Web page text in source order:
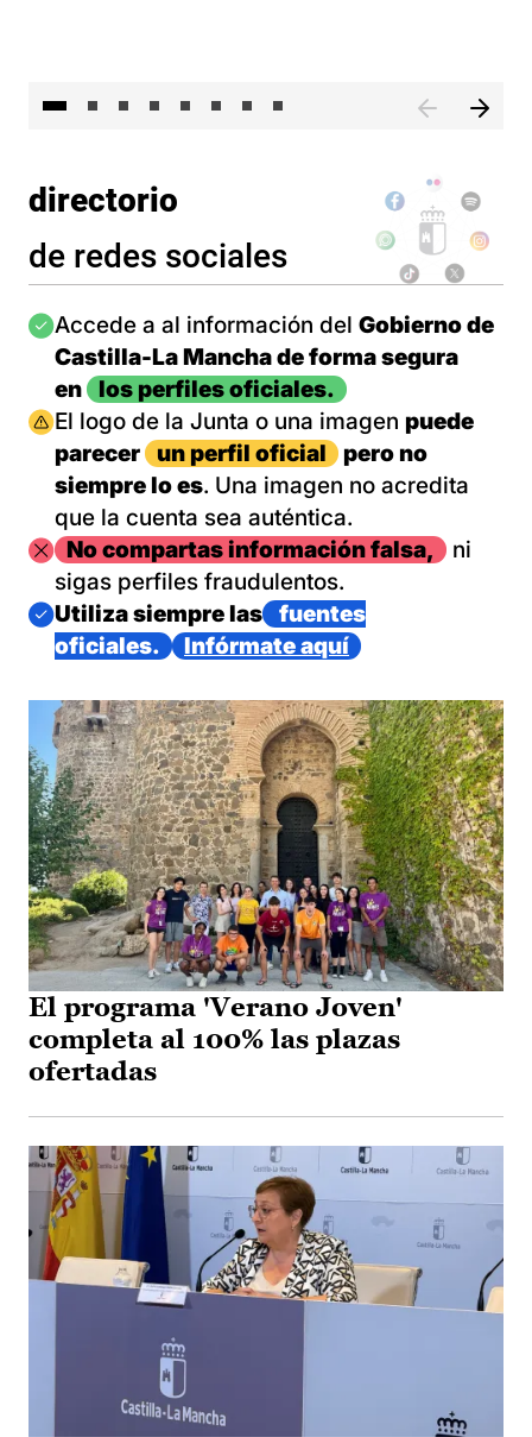
directorio
de redes sociales
Imagen
Accede a al información del Gobierno de
Castilla-La Mancha de forma segura
en
los perfiles oficiales.
Imagen
El logo de la Junta o una imagen puede
parecer
un perfil oficial
pero no
siempre lo es. Una imagen no acredita
que la cuenta sea auténtica.
ImagenNo compartas información falsa,
ni
sigas perfiles fraudulentos.
Imagen
Utiliza siempre las
fuentes
oficiales.
Infórmate aquí
El programa 'Verano Joven'
completa al 100% las plazas
ofertadas